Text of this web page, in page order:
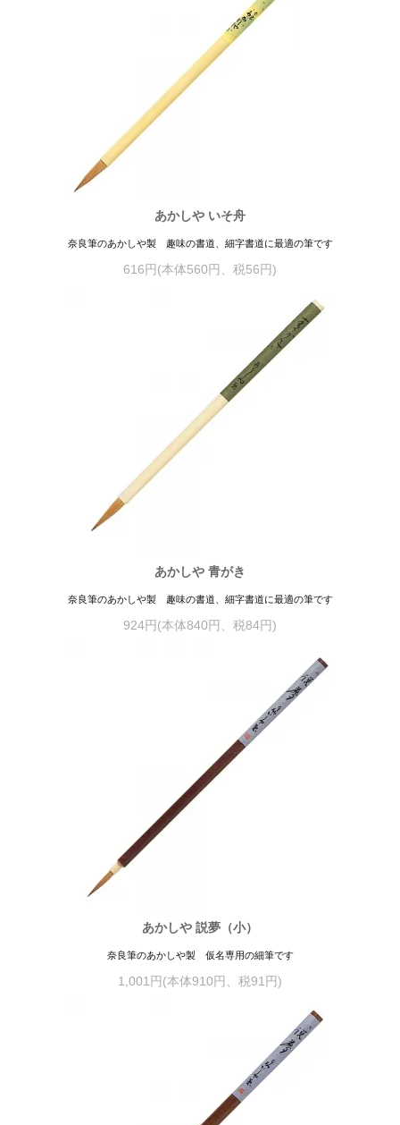
あかしや いそ舟
奈良筆のあかしや製 趣味の書道、細字書道に最適の筆です
616円(本体560円、税56円)
あかしや 青がき
奈良筆のあかしや製 趣味の書道、細字書道に最適の筆です
924円(本体840円、税84円)
あかしや 説夢（小）
奈良筆のあかしや製 仮名専用の細筆です
1,001円(本体910円、税91円)